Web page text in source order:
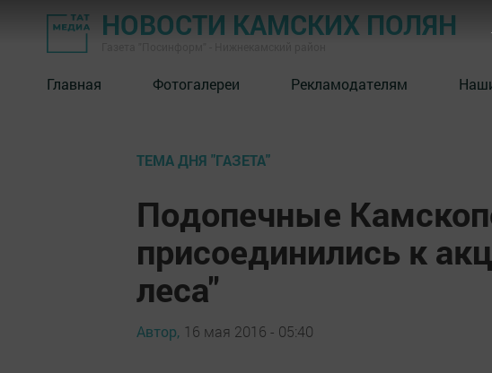
НОВОСТИ КАМСКИХ ПОЛЯН
Главная Фотогалереи Рекламодателям
ТЕМА ДНЯ "ГАЗЕТА"
Подопечные
присоединились к
леса"
Автор, 16 мая 2016 - 05:40